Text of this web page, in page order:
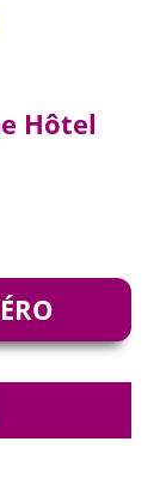
Hôtel